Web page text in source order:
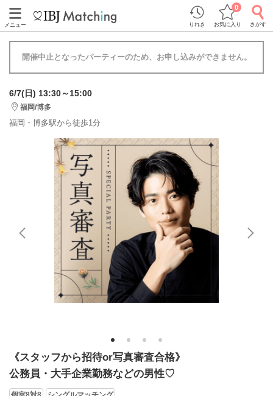
メニュー りれき お気に入り
0
さがす
開催中止となったパーティーのため、お申し込みができません。
6/7(日) 13:30～15:00
福岡/博多
福岡・博多駅から徒歩1分
1 2 3 4
《スタッフから招待or写真審査合格》
公務員・大手企業勤務などの男性♡